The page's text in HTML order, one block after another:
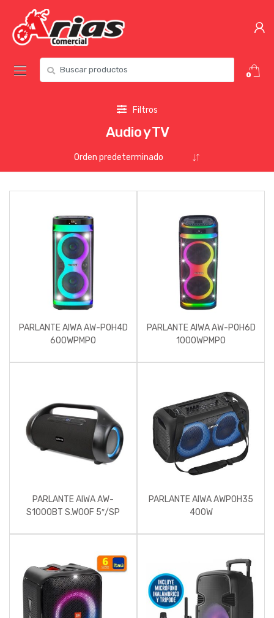
0
Filtros
Audio y TV
PARLANTE AIWA AW-POH4D
600WPMPO
PARLANTE AIWA AW-POH6D
1000WPMPO
PARLANTE AIWA AW-
S1000BT S.WOOF 5″/SP
RECARGABLE
PARLANTE AIWA AWPOH35
400W